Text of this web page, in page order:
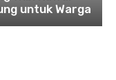
untuk Warga